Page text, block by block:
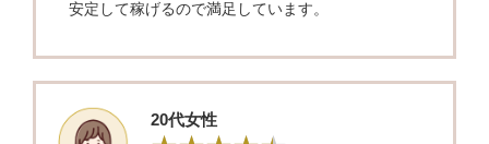
安定して稼げるので満足しています。
20代女性